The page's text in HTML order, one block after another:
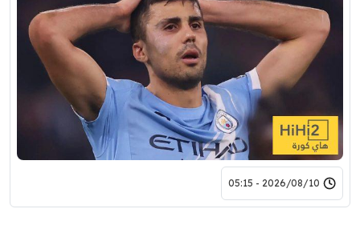
2026/08/10 - 05:15